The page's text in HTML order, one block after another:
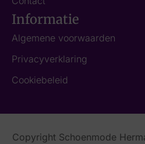
Informatie
Algemene voorwaarden
Privacyverklaring
Cookiebeleid
Copyright Schoenmode